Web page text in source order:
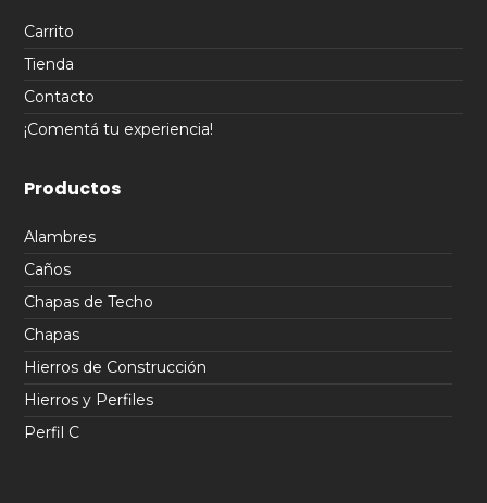
Carrito
Tienda
Contacto
¡Comentá tu experiencia!
Productos
Alambres
Caños
Chapas de Techo
Chapas
Hierros de Construcción
Hierros y Perfiles
Perfil C